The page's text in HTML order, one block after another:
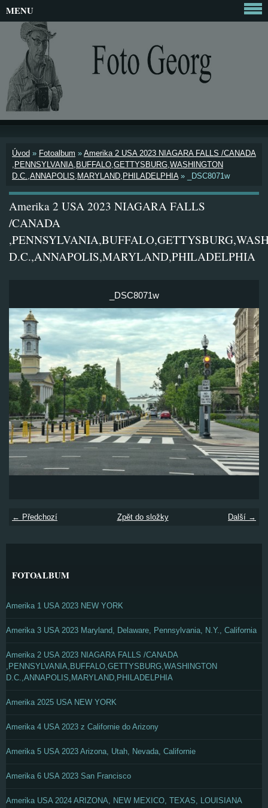
Úvod » Fotoalbum » Amerika 2 USA 2023 NIAGARA FALLS /CANADA
,PENNSYLVANIA,BUFFALO,GETTYSBURG,WASHINGTON
D.C.,ANNAPOLIS,MARYLAND,PHILADELPHIA» _DSC8071w
Amerika 2 USA 2023 NIAGARA FALLS
/CANADA
D.C.,ANNAPOLIS,MARYLAND,PHILADELPHIA
_DSC8071w
← Předchozí Další →
Zpět do složky
MENU
FOTOALBUM
Amerika 1 USA 2023 NEW YORK
Amerika 3 USA 2023 Maryland, Delaware, Pennsylvania, N.Y., California
Amerika 2 USA 2023 NIAGARA FALLS /CANADA
,PENNSYLVANIA,BUFFALO,GETTYSBURG,WASHINGTON
D.C.,ANNAPOLIS,MARYLAND,PHILADELPHIA
Amerika 2025 USA NEW YORK
Amerika 4 USA 2023 z Californie do Arizony
Amerika 5 USA 2023 Arizona, Utah, Nevada, Californie
Amerika 6 USA 2023 San Francisco
Amerika USA 2024 ARIZONA, NEW MEXICO, TEXAS, LOUISIANA